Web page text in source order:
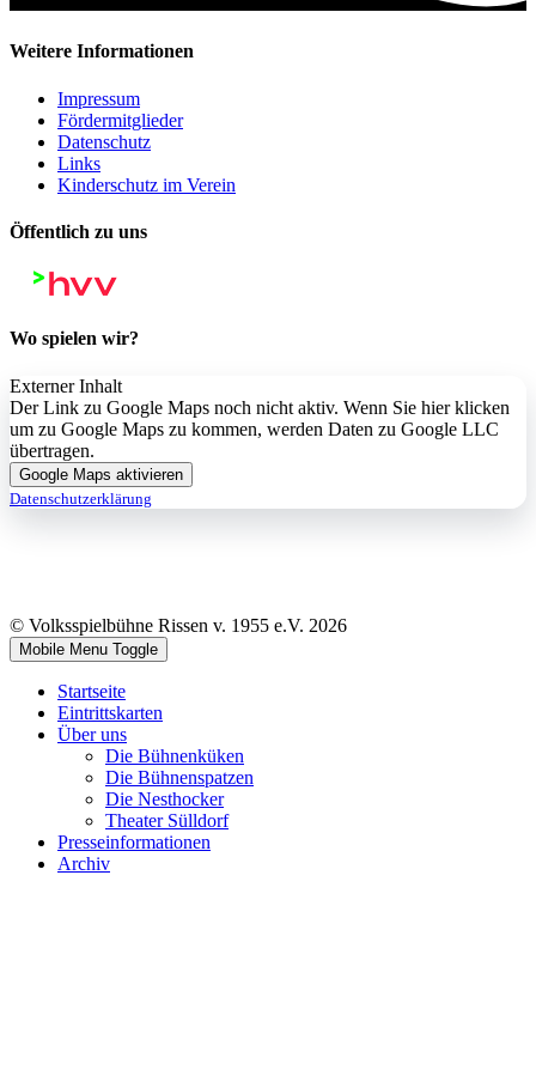
Weitere Informationen
Impressum
Fördermitglieder
Datenschutz
Links
Kinderschutz im Verein
Öffentlich zu uns
Wo spielen wir?
Externer Inhalt
Der Link zu Google Maps noch nicht aktiv. Wenn Sie hier klicken
um zu Google Maps zu kommen, werden Daten zu Google LLC
übertragen.
Google Maps aktivieren
Datenschutzerklärung
© Volksspielbühne Rissen v. 1955 e.V. 2026
Mobile Menu Toggle
Startseite
Eintrittskarten
Über uns
Die Bühnenküken
Die Bühnenspatzen
Die Nesthocker
Theater Sülldorf
Presseinformationen
Archiv